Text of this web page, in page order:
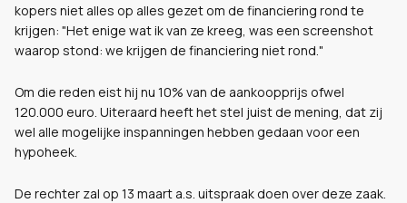
kopers niet alles op alles gezet om de financiering rond te
krijgen: "Het enige wat ik van ze kreeg, was een screenshot
waarop stond: we krijgen de financiering niet rond."
Om die reden eist hij nu 10% van de aankoopprijs ofwel
120.000 euro. Uiteraard heeft het stel juist de mening, dat zij
wel alle mogelijke inspanningen hebben gedaan voor een
hypoheek.
De rechter zal op 13 maart a.s. uitspraak doen over deze zaak.